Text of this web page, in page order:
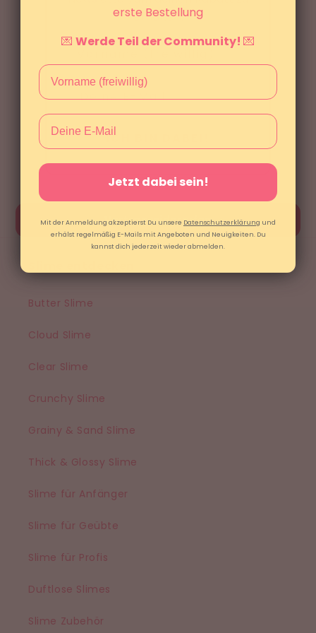
erhalten.
Name
ICH BIN DABEI!
Vertrag widerrufen
Butter Slime
Cloud Slime
Clear Slime
Crunchy Slime
Grainy & Sand Slime
Thick & Glossy Slime
Slime für Anfänger
Slime für Geübte
Slime für Profis
Duftlose Slimes
Slime Zubehör
erste Bestellung
💌 Werde Teil der Community! 💌
Email
Jetzt dabei sein!
Mit der Anmeldung akzeptierst Du unsere Datenschutzerklärung und
erhälst regelmäßig E-Mails mit Angeboten und Neuigkeiten. Du
kannst dich jederzeit wieder abmelden.